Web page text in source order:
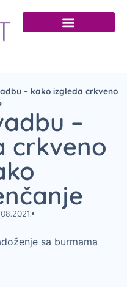
– kako izgleda crkveno
–
crkveno